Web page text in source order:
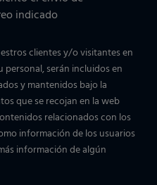
indicado
clientes y/o visitantes en
personal, serán incluidos en
y mantenidos bajo la
que se recojan en la web
relacionados con los
información de los usuarios
información de algún